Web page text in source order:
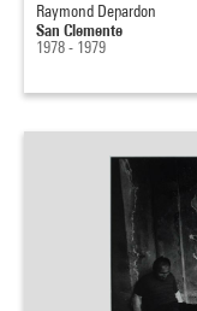
Raymond Depardon
San Clemente
1978 - 1979